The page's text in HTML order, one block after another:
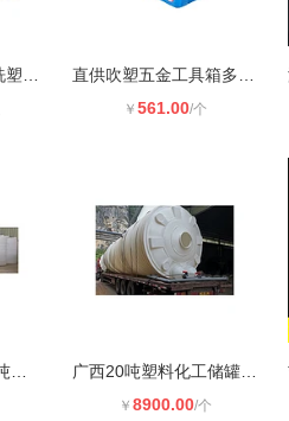
￥ 561.00/个
￥ 8900.00/个